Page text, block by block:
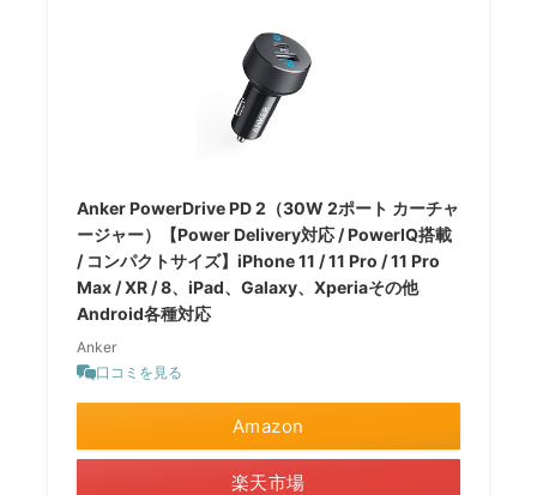
Anker PowerDrive PD 2（30W 2ポート カーチャ
ージャー）【Power Delivery対応 / PowerIQ搭載
/ コンパクトサイズ】iPhone 11 / 11 Pro / 11 Pro
Max / XR / 8、iPad、Galaxy、Xperiaその他
Android各種対応
Anker
口コミを見る
Amazon
楽天市場